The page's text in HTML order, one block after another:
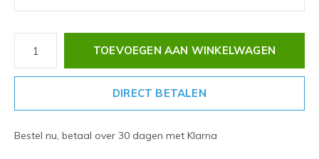
TOEVOEGEN AAN WINKELWAGEN
DIRECT BETALEN
Bestel nu, betaal over 30 dagen met Klarna